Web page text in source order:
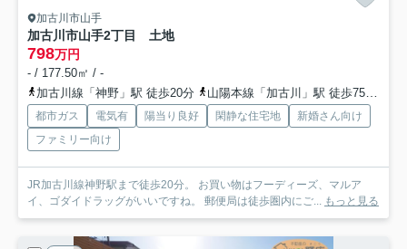
加古川市山手
加古川市山手2丁目 土地
798万円
- / 177.50㎡ / -
加古川線「神野」駅 徒歩20分
山陽本線「加古川」駅 徒歩75分
都市ガス 電気有 陽当り良好 閑静な住宅地
新婚さん向け
ファミリー向け
JR加古川線神野駅まで徒歩20分。 お買い物はフーディーズ、マルア
イ、ゴダイドラッグがいいですね。 郵便局は徒歩圏内にご...
もっと見る